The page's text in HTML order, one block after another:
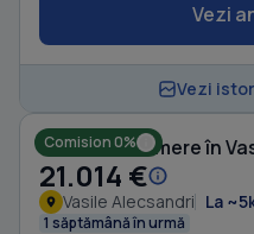
Vezi
Vezi
Comision 0%
Casă cu 2 camere în
21.014 €
Vasile Alecsandri La
1 săptămână în urmă